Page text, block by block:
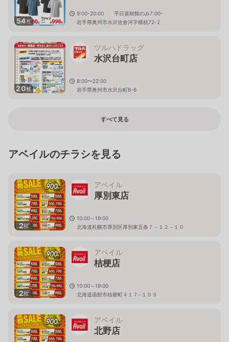
54枚
9:00-20:00 平日資材館のみ7:00-
岩手県奥州市水沢佐倉河字横枕72-2
20枚
ツルハドラッグ
水沢台町店
8:00〜22:00
岩手県奥州市水沢台町6-6
すべて見る
アベイルのチラシを見る
2枚
アベイル
厚別東店
10:00～19:00
北海道札幌市厚別区厚別東五条７－１２－１０
2枚
アベイル
桔梗店
10:00～19:00
北海道函館市桔梗町４１７−１０３
アベイル
北野店